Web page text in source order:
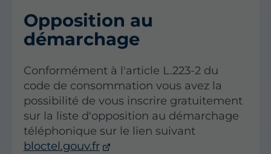
Opposition au
démarchage
Conformément à l'article L.223-2 du
code de consommation vous avez la
possibilité de vous inscrire gratuitement
sur la liste d'opposition au démarchage
téléphonique sur le lien suivant
bloctel.gouv.fr